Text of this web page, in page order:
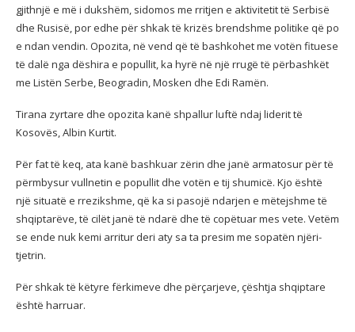
gjithnjë e më i dukshëm, sidomos me rritjen e aktivitetit të Serbisë
dhe Rusisë, por edhe për shkak të krizës brendshme politike që po
e ndan vendin. Opozita, në vend që të bashkohet me votën fituese
të dalë nga dëshira e popullit, ka hyrë në një rrugë të përbashkët
me Listën Serbe, Beogradin, Mosken dhe Edi Ramën.
Tirana zyrtare dhe opozita kanë shpallur luftë ndaj liderit të
Kosovës, Albin Kurtit.
Për fat të keq, ata kanë bashkuar zërin dhe janë armatosur për të
përmbysur vullnetin e popullit dhe votën e tij shumicë. Kjo është
një situatë e rrezikshme, që ka si pasojë ndarjen e mëtejshme të
shqiptarëve, të cilët janë të ndarë dhe të copëtuar mes vete. Vetëm
se ende nuk kemi arritur deri aty sa ta presim me sopatën njëri-
tjetrin.
Për shkak të këtyre fërkimeve dhe përçarjeve, çështja shqiptare
është harruar.